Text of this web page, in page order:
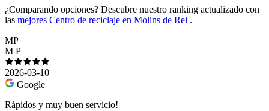
¿Comparando opciones? Descubre nuestro ranking actualizado con
las mejores Centro de reciclaje en Molins de Rei .
MP
M P
2026-03-10
Google
Rápidos y muy buen servicio!